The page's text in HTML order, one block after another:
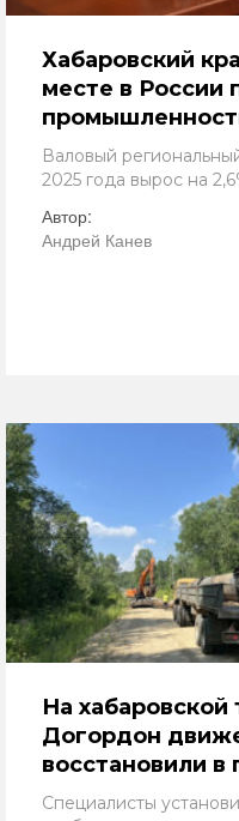
Хабаровский
месте в России
Валовый
2025 года вырос на
Автор:
Андрей Канев
На
Догордон
восстановили
Специалисты